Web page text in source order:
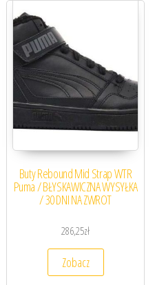
Buty Rebound Mid Strap WTR
Puma / BŁYSKAWICZNA WYSYŁKA
/ 30 DNI NA ZWROT
286,25zł
Zobacz